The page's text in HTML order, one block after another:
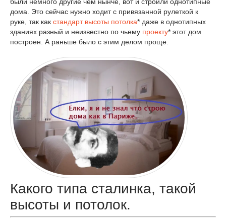
дома. Это сейчас нужно ходит с привязанной рулеткой к
руке, так как стандарт высоты потолка* даже в однотипных
зданиях разный и неизвестно по чьему проекту* этот дом
построен. А раньше было с этим делом проще.
Какого типа сталинка, такой
высоты и потолок.